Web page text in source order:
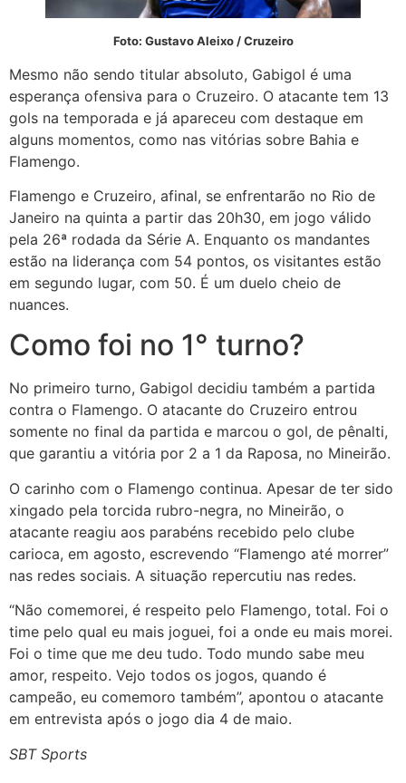
Foto: Gustavo Aleixo / Cruzeiro
Mesmo não sendo titular absoluto, Gabigol é uma
esperança ofensiva para o Cruzeiro. O atacante tem 13
gols na temporada e já apareceu com destaque em
alguns momentos, como nas vitórias sobre Bahia e
Flamengo.
Flamengo e Cruzeiro, afinal, se enfrentarão no Rio de
Janeiro na quinta a partir das 20h30, em jogo válido
pela 26ª rodada da Série A. Enquanto os mandantes
estão na liderança com 54 pontos, os visitantes estão
em segundo lugar, com 50. É um duelo cheio de
nuances.
Como foi no 1° turno?
No primeiro turno, Gabigol decidiu também a partida
contra o Flamengo. O atacante do Cruzeiro entrou
somente no final da partida e marcou o gol, de pênalti,
que garantiu a vitória por 2 a 1 da Raposa, no Mineirão.
O carinho com o Flamengo continua. Apesar de ter sido
xingado pela torcida rubro-negra, no Mineirão, o
atacante reagiu aos parabéns recebido pelo clube
carioca, em agosto, escrevendo “Flamengo até morrer”
nas redes sociais. A situação repercutiu nas redes.
“Não comemorei, é respeito pelo Flamengo, total. Foi o
time pelo qual eu mais joguei, foi a onde eu mais morei.
Foi o time que me deu tudo. Todo mundo sabe meu
amor, respeito. Vejo todos os jogos, quando é
campeão, eu comemoro também”, apontou o atacante
em entrevista após o jogo dia 4 de maio.
SBT Sports